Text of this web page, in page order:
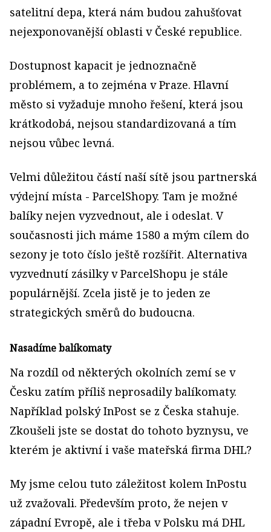
satelitní depa, která nám budou zahušťovat
nejexponovanější oblasti v České republice.
Dostupnost kapacit je jednoznačně
problémem, a to zejména v Praze. Hlavní
město si vyžaduje mnoho řešení, která jsou
krátkodobá, nejsou standardizovaná a tím
nejsou vůbec levná.
Velmi důležitou částí naší sítě jsou partnerská
výdejní místa - ParcelShopy. Tam je možné
balíky nejen vyzvednout, ale i odeslat. V
současnosti jich máme 1580 a mým cílem do
sezony je toto číslo ještě rozšířit. Alternativa
vyzvednutí zásilky v ParcelShopu je stále
populárnější. Zcela jistě je to jeden ze
strategických směrů do budoucna.
Nasadíme balíkomaty
Na rozdíl od některých okolních zemí se v
Česku zatím příliš neprosadily balíkomaty.
Například polský InPost se z Česka stahuje.
Zkoušeli jste se dostat do tohoto byznysu, ve
kterém je aktivní i vaše mateřská firma DHL?
My jsme celou tuto záležitost kolem InPostu
už zvažovali. Především proto, že nejen v
západní Evropě, ale i třeba v Polsku má DHL